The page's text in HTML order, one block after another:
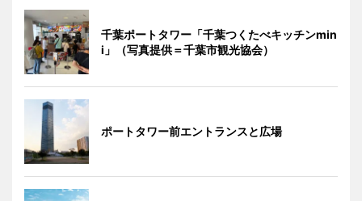
千葉ポートタワー「千葉つくたべキッチンmin
i」（写真提供＝千葉市観光協会）
ポートタワー前エントランスと広場